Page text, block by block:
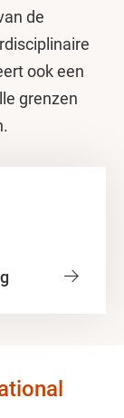
de
ook een
grenzen